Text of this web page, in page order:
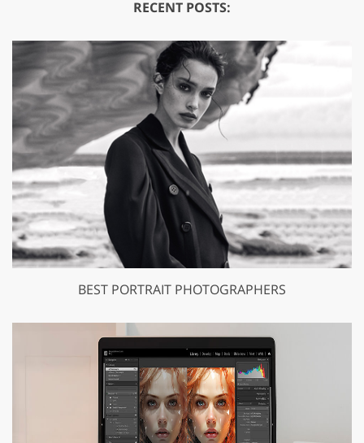
RECENT POSTS:
BEST PORTRAIT PHOTOGRAPHERS